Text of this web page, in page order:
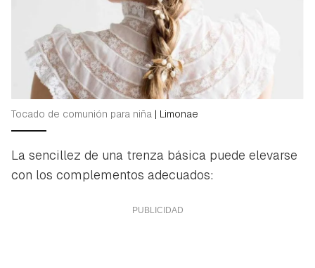
Tocado de comunión para niña | Limonae
La sencillez de una trenza básica puede elevarse
con los complementos adecuados: